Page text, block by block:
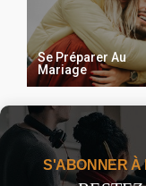
Se Préparer Au
Mariage
Recevoir Notre
S'ABONNER À